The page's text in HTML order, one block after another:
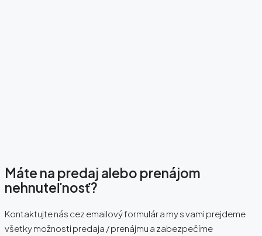
Máte na predaj alebo prenájom
nehnuteľnosť?
Kontaktujte nás cez emailový formulár a my s vami prejdeme
všetky možnosti predaja / prenájmu a zabezpečíme